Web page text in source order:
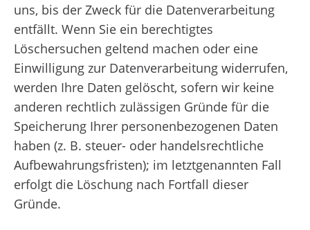
uns, bis der Zweck für die Datenverarbeitung
entfällt. Wenn Sie ein berechtigtes
Löschersuchen geltend machen oder eine
Einwilligung zur Datenverarbeitung widerrufen,
werden Ihre Daten gelöscht, sofern wir keine
anderen rechtlich zulässigen Gründe für die
Speicherung Ihrer personenbezogenen Daten
haben (z. B. steuer- oder handelsrechtliche
Aufbewahrungsfristen); im letztgenannten Fall
erfolgt die Löschung nach Fortfall dieser
Gründe.